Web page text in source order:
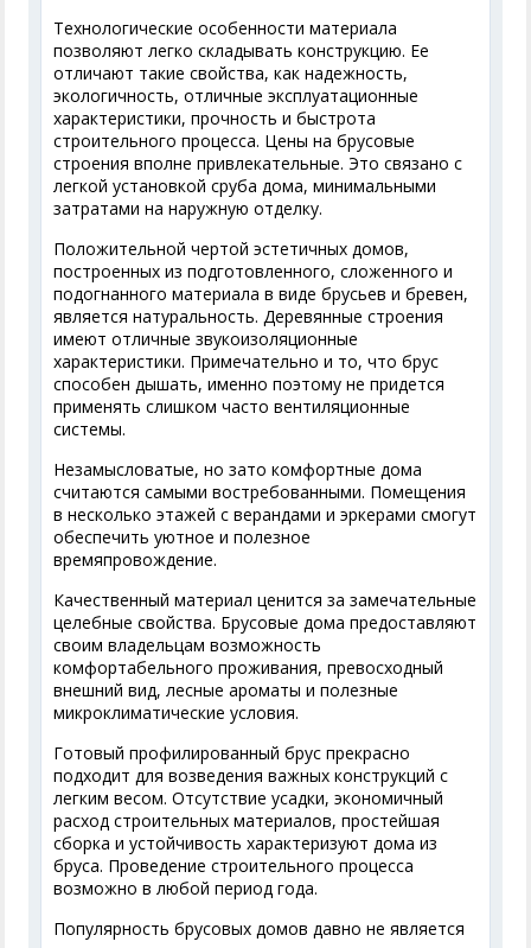
Технологические особенности материала
позволяют легко складывать конструкцию. Ее
отличают такие свойства, как надежность,
экологичность, отличные эксплуатационные
характеристики, прочность и быстрота
строительного процесса. Цены на брусовые
строения вполне привлекательные. Это связано с
легкой установкой сруба дома, минимальными
затратами на наружную отделку.
Положительной чертой эстетичных домов,
построенных из подготовленного, сложенного и
подогнанного материала в виде брусьев и бревен,
является натуральность. Деревянные строения
имеют отличные звукоизоляционные
характеристики. Примечательно и то, что брус
способен дышать, именно поэтому не придется
применять слишком часто вентиляционные
системы.
Незамысловатые, но зато комфортные дома
считаются самыми востребованными. Помещения
в несколько этажей с верандами и эркерами смогут
обеспечить уютное и полезное
времяпровождение.
Качественный материал ценится за замечательные
целебные свойства. Брусовые дома предоставляют
своим владельцам возможность
комфортабельного проживания, превосходный
внешний вид, лесные ароматы и полезные
микроклиматические условия.
Готовый профилированный брус прекрасно
подходит для возведения важных конструкций с
легким весом. Отсутствие усадки, экономичный
расход строительных материалов, простейшая
сборка и устойчивость характеризуют дома из
бруса. Проведение строительного процесса
возможно в любой период года.
Популярность брусовых домов давно не является